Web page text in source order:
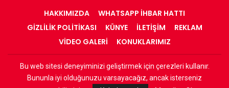
HAKKIMIZDA
WHATSAPP İHBAR HATTI
GIZLILIK POLITIKASI
KÜNYE İLETIŞIM
REKLAM
VIDEO GALERI
KONUKLARIMIZ
© 2022 - RadyOrinal - Tüm Hakları Saklıdır
Web Tasarım:Adnan
Bu web sitesi deneyiminizi geliştirmek için çerezleri kullanır.
Bununla iyi olduğunuzu varsayacağız, ancak isterseniz